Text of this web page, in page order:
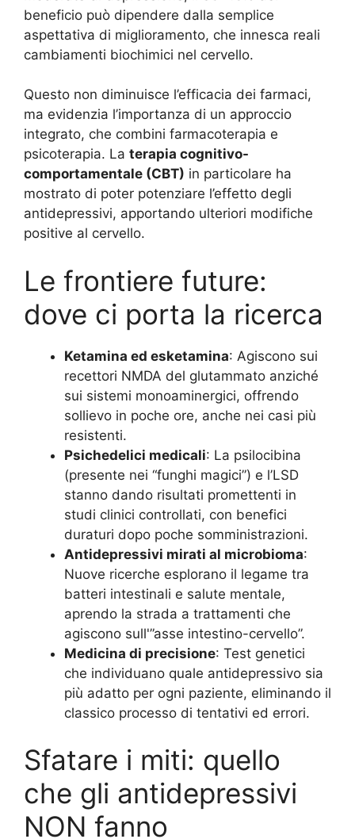
beneficio può dipendere dalla semplice
aspettativa di miglioramento, che innesca reali
cambiamenti biochimici nel cervello.
Questo non diminuisce l’efficacia dei farmaci,
ma evidenzia l’importanza di un approccio
integrato, che combini farmacoterapia e
psicoterapia. La terapia cognitivo-
comportamentale (CBT) in particolare ha
mostrato di poter potenziare l’effetto degli
antidepressivi, apportando ulteriori modifiche
positive al cervello.
Le frontiere future:
dove ci porta la ricerca
Ketamina ed esketamina: Agiscono sui
recettori NMDA del glutammato anziché
sui sistemi monoaminergici, offrendo
sollievo in poche ore, anche nei casi più
resistenti.
Psichedelici medicali: La psilocibina
(presente nei “funghi magici”) e l’LSD
stanno dando risultati promettenti in
studi clinici controllati, con benefici
duraturi dopo poche somministrazioni.
Antidepressivi mirati al microbioma:
Nuove ricerche esplorano il legame tra
batteri intestinali e salute mentale,
aprendo la strada a trattamenti che
agiscono sull'”asse intestino-cervello”.
Medicina di precisione: Test genetici
che individuano quale antidepressivo sia
più adatto per ogni paziente, eliminando il
classico processo di tentativi ed errori.
Sfatare i miti: quello
che gli antidepressivi
NON fanno